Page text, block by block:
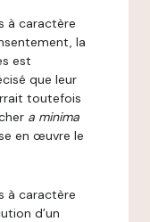
à caractère
la
est
que leur
toutefois
a minima
en œuvre le
à caractère
d’un